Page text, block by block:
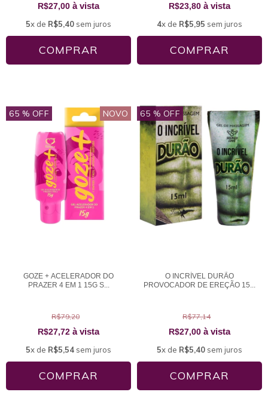
R$27,00 à vista
5x de R$5,40 sem juros
R$23,80 à vista
4x de R$5,95 sem juros
65 % OFF NOVO
GOZE + ACELERADOR DO
PRAZER 4 EM 1 15G S...
R$79,20
R$27,72 à vista
5x de R$5,54 sem juros
65 % OFF
O INCRÍVEL DURÃO
PROVOCADOR DE EREÇÃO 15...
R$77,14
R$27,00 à vista
5x de R$5,40 sem juros